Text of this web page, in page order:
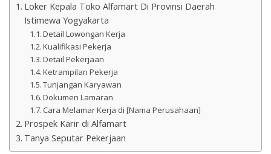
Loker Kepala Toko Alfamart Di Provinsi Daerah
Istimewa Yogyakarta
Detail Lowongan Kerja
Kualifikasi Pekerja
Detail Pekerjaan
Ketrampilan Pekerja
Tunjangan Karyawan
Dokumen Lamaran
Cara Melamar Kerja di [Nama Perusahaan]
Prospek Karir di Alfamart
Tanya Seputar Pekerjaan